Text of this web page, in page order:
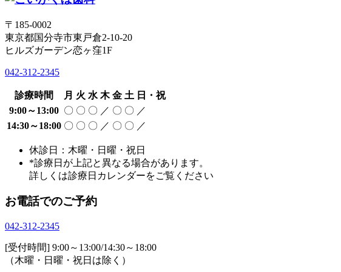
〒185-0002
東京都国分寺市東戸倉2-10-20
ヒルズガーデン恋ヶ窪1F
042-312-2345
診療時間 月 火 水 木 金 土 日・祝
9:00～13:00 〇 〇 〇 ／ 〇 〇 ／
14:30～18:00 〇 〇 〇 ／ 〇 〇 ／
休診日：木曜・日曜・祝日
*診療日が上記と異なる場合があります。
詳しくは診療日カレンダーをご覧ください
お電話でのご予約
042-312-2345
[受付時間] 9:00～13:00/14:30～18:00
（木曜・日曜・祝日は除く）